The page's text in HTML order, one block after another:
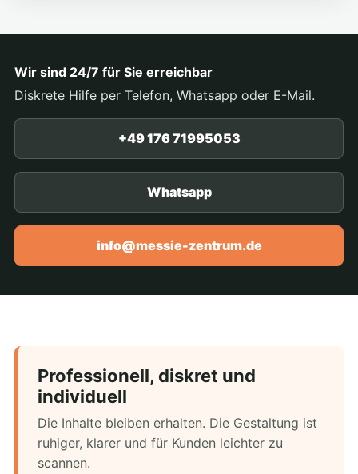
Wir sind 24/7 für Sie erreichbar
Diskrete Hilfe per Telefon, Whatsapp oder E-Mail.
+49 176 71995053
Whatsapp
info@messie-zentrum.de
Professionell, diskret und
individuell
Die Inhalte bleiben erhalten. Die Gestaltung ist
ruhiger, klarer und für Kunden leichter zu
scannen.